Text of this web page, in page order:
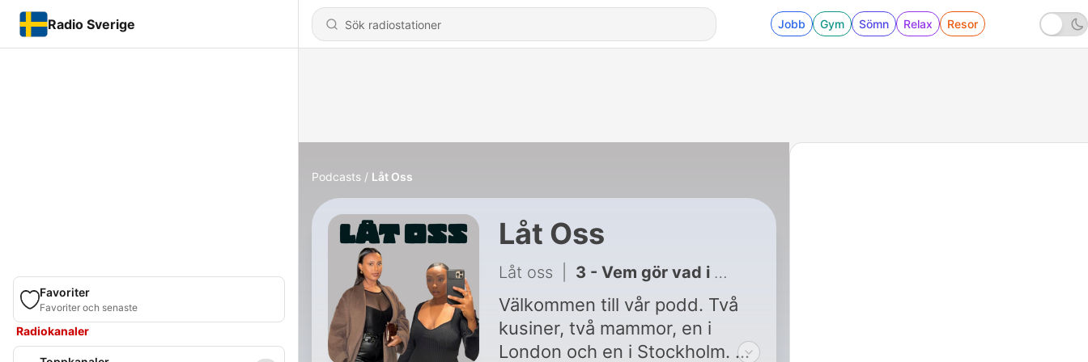
Radio Sverige Jobb Gym Sömn Relax Resor
Favoriter
Favoriter och senaste
Radiokanaler
Podcasts Låt Oss
Låt Oss
Låt oss 3 - Vem gör vad i hushållet?
Välkommen till vår podd. Två
kusiner, två mammor, en i
London och en i Stockholm. Vi